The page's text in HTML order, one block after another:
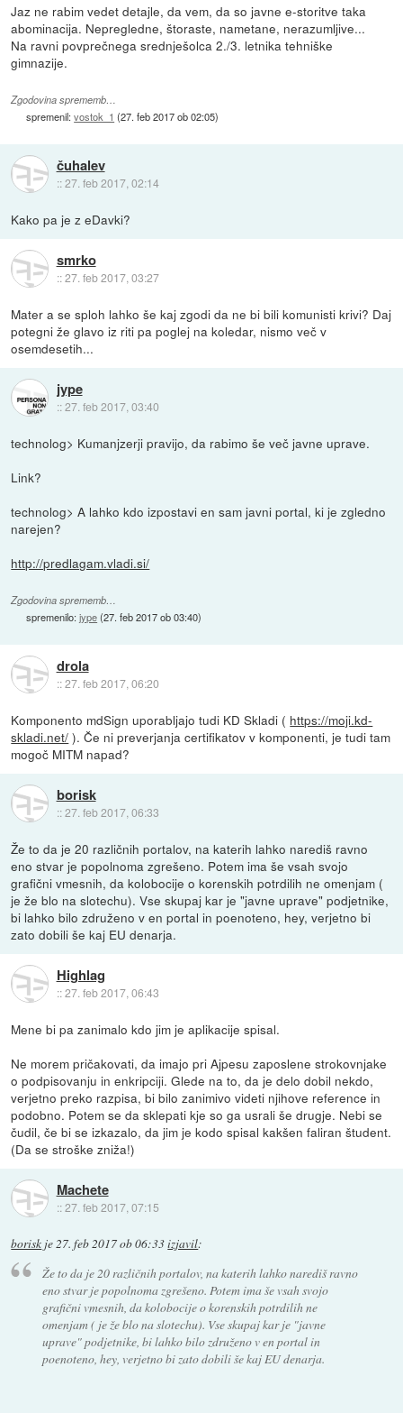
Jaz ne rabim vedet detajle, da vem, da so javne e-storitve taka
abominacija. Nepregledne, štoraste, nametane, nerazumljive...
Na ravni povprečnega srednješolca 2./3. letnika tehniške
gimnazije.
Zgodovina sprememb…
spremenil:vostok_1 (27. feb 2017 ob 02:05)
čuhalev
::27. feb 2017, 02:14
Kako pa je z eDavki?
smrko
::27. feb 2017, 03:27
Mater a se sploh lahko še kaj zgodi da ne bi bili komunisti krivi? Daj
potegni že glavo iz riti pa poglej na koledar, nismo več v
osemdesetih...
jype
::27. feb 2017, 03:40
technolog> Kumanjzerji pravijo, da rabimo še več javne uprave.
Link?
technolog> A lahko kdo izpostavi en sam javni portal, ki je zgledno
narejen?
http://predlagam.vladi.si/
Zgodovina sprememb…
spremenilo:jype(27. feb 2017 ob 03:40)
drola
::27. feb 2017, 06:20
Komponento mdSign uporabljajo tudi KD Skladi ( https://moji.kd-
skladi.net/ ). Če ni preverjanja certifikatov v komponenti, je tudi tam
mogoč MITM napad?
borisk
::27. feb 2017, 06:33
Že to da je 20 različnih portalov, na katerih lahko narediš ravno
eno stvar je popolnoma zgrešeno. Potem ima še vsah svojo
grafični vmesnih, da kolobocije o korenskih potrdilih ne omenjam (
je že blo na slotechu). Vse skupaj kar je "javne uprave" podjetnike,
bi lahko bilo združeno v en portal in poenoteno, hey, verjetno bi
zato dobili še kaj EU denarja.
Highlag
::27. feb 2017, 06:43
Mene bi pa zanimalo kdo jim je aplikacije spisal.
Ne morem pričakovati, da imajo pri Ajpesu zaposlene strokovnjake
o podpisovanju in enkripciji. Glede na to, da je delo dobil nekdo,
verjetno preko razpisa, bi bilo zanimivo videti njihove reference in
podobno. Potem se da sklepati kje so ga usrali še drugje. Nebi se
čudil, če bi se izkazalo, da jim je kodo spisal kakšen faliran študent.
(Da se stroške zniža!)
Machete
::27. feb 2017, 07:15
borisk je27. feb 2017 ob 06:33izjavil:
Že to da je 20 različnih portalov, na katerih lahko narediš ravno
eno stvar je popolnoma zgrešeno. Potem ima še vsah svojo
grafični vmesnih, da kolobocije o korenskih potrdilih ne
omenjam ( je že blo na slotechu). Vse skupaj kar je "javne
uprave" podjetnike, bi lahko bilo združeno v en portal in
poenoteno, hey, verjetno bi zato dobili še kaj EU denarja.